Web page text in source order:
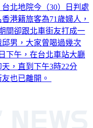
北地院今（30）日判處
港籍旅客為71歲婦人，
間卻跟北車街友打成一
男，大家曾喝過幾次
下午，在台北車站大廳
，直到下午3時22分
也已離開。